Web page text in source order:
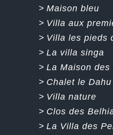
> Maison bleu
> Villa aux
> Villa les pieds
> La villa singa
> La Maison des
> Chalet le Dahu
> Villa nature
> Clos des
> La Villa des